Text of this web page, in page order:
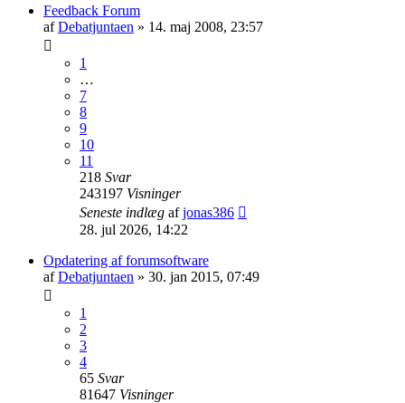
Feedback Forum
afDebatjuntaen » 14. maj 2008, 23:57
1
…
7
8
9
10
11
218 Svar
243197 Visninger
Seneste indlæg afjonas386
28. jul 2026, 14:22
Opdatering af forumsoftware
afDebatjuntaen » 30. jan 2015, 07:49
1
2
3
4
65 Svar
81647 Visninger